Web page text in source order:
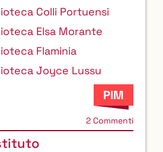
Colli Portuensi
Elsa Morante
Flaminia
Joyce Lussu
2 Commenti